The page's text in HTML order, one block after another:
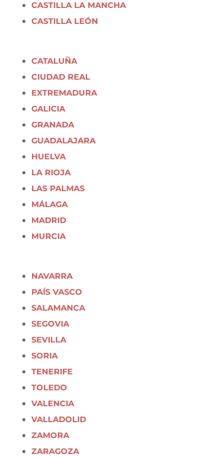
CASTILLA LA MANCHA
CASTILLA LEÓN
CATALUÑA
CIUDAD REAL
EXTREMADURA
GALICIA
GRANADA
GUADALAJARA
HUELVA
LA RIOJA
LAS PALMAS
MÁLAGA
MADRID
MURCIA
NAVARRA
PAÍS VASCO
SALAMANCA
SEGOVIA
SEVILLA
SORIA
TENERIFE
TOLEDO
VALENCIA
VALLADOLID
ZAMORA
ZARAGOZA